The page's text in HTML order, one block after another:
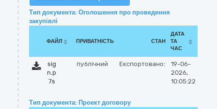
Тип документа: Оголошення про проведення
закупівлі
ФАЙЛ ПРИВАТНІСТЬ СТАН
ДАТА
ТА
ЧАС
sig
n.p
7s
публічний Експортовано:
19-06-
2026,
10:05:22
Тип документа: Проект договору